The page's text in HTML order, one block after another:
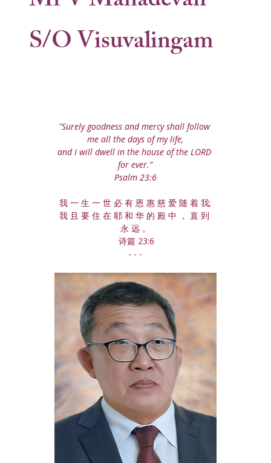
S/O Visuvalingam
"Surely goodness and mercy shall follow
me all the days of my life,
and I will dwell in the house of the LORD
for ever.”
Psalm 23:6
我 一 生 一 世 必 有 恩 惠 慈 爱 随 着 我;
我 且 要 住 在 耶 和 华 的 殿 中 ， 直 到
永 远 。
诗篇 23:6
- - -